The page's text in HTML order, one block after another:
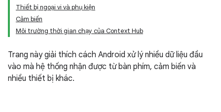
Thiết bị ngoại vi và phụ kiện
Cảm biến
Môi trường thời gian chạy của Context Hub
Trang này giải thích cách Android xử lý nhiều dữ liệu đầu
vào mà hệ thống nhận được từ bàn phím, cảm biến và
nhiều thiết bị khác.